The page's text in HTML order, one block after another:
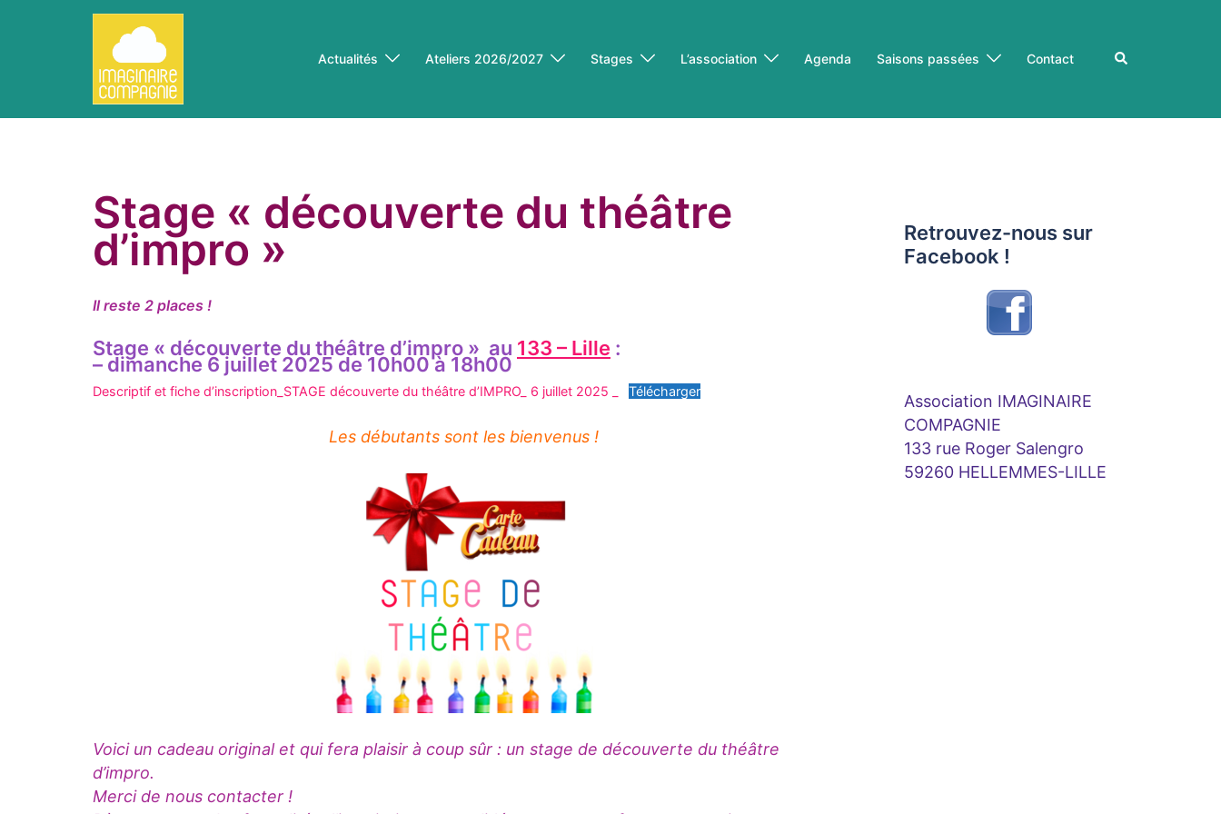
Actualités Ateliers 2026/2027 Stages L’association Agenda Saisons passées Contact Rechercher
Stage « découverte du théâtre
d’impro »
Il reste 2 places !
Stage « découverte du théâtre d’impro » au 133 – Lille :
– dimanche 6 juillet 2025 de 10h00 à 18h00
Descriptif et fiche d’inscription_STAGE découverte du théâtre d’IMPRO_ 6 juillet 2025 _ Télécharger
Les débutants sont les bienvenus !
Voici un cadeau original et qui fera plaisir à coup sûr : un stage de découverte du théâtre
d’impro.
Merci de nous contacter !
Retrouvez-nous sur
Facebook !
Association IMAGINAIRE
COMPAGNIE
133 rue Roger Salengro
59260 HELLEMMES-LILLE